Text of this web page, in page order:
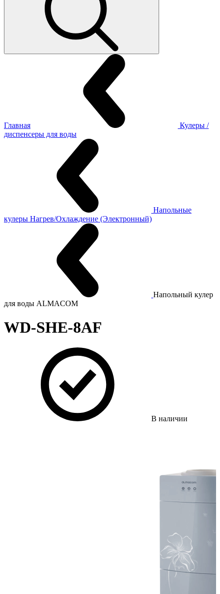
Главная
Кулеры /
диспенсеры для воды
Напольные
кулеры Нагрев/Охлаждение (Электронный)
Напольный кулер
для воды ALMACOM
WD-SHE-8AF
В наличии